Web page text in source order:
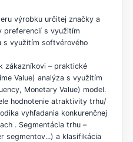
výrobku určitej značky a
preferencií s využitím
s využitím softvérového
zákazníkovi – praktické
Value) analýza s využitím
Monetary Value) model.
hodnotenie atraktivity trhu/
vyhľadania konkurenčnej
. Segmentácia trhu –
segmentov...) a klasifikácia